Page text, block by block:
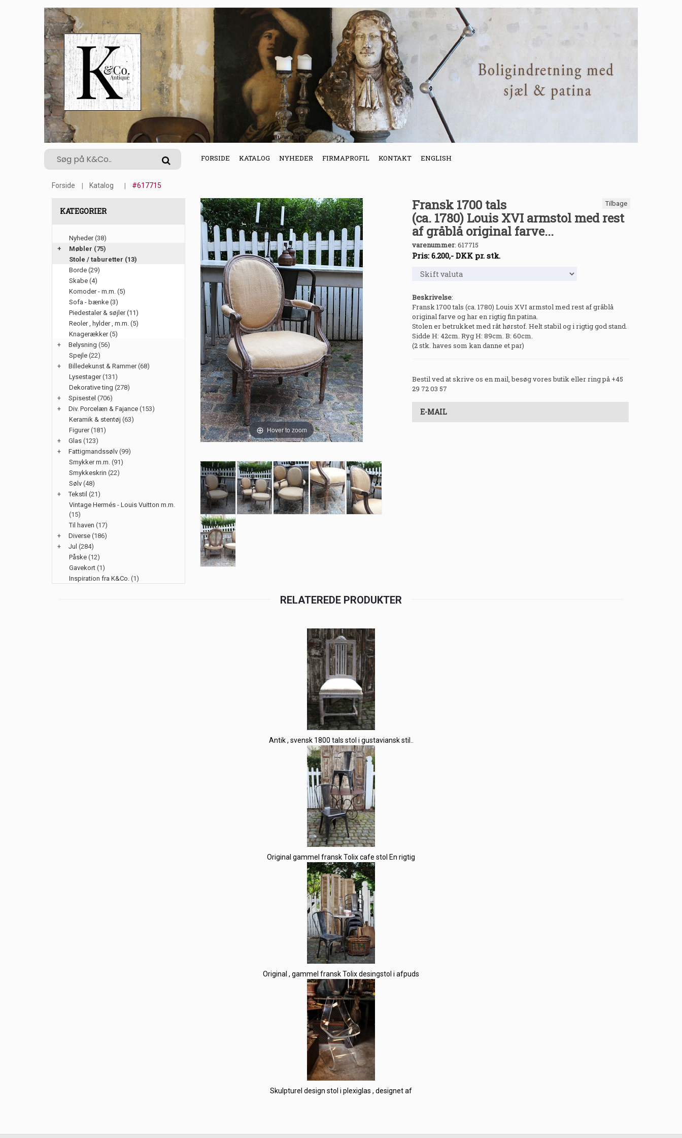
FORSIDE KATALOG NYHEDER FIRMAPROFIL KONTAKT ENGLISH
Forside Katalog #617715
KATEGORIER
Nyheder(38)
+
Møbler (75)
Stole / taburetter (13)
Borde (29)
Skabe (4)
Komoder - m.m. (5)
Sofa - bænke (3)
Piedestaler & søjler (11)
Reoler , hylder , m.m. (5)
Knagerækker (5)
+
Belysning (56)
Spejle (22)
+
Billedekunst & Rammer(68)
Lysestager(131)
Dekorative ting (278)
+
Spisestel (706)
+
Div. Porcelæn & Fajance (153)
Keramik & stentøj (63)
Figurer(181)
+
Glas (123)
+
Fattigmandssølv (99)
Smykker m.m. (91)
Smykkeskrin (22)
Sølv (48)
+
Tekstil (21)
Vintage Hermés - Louis Vuitton m.m.
(15)
Til haven (17)
+
Diverse (186)
+
Jul (284)
Påske (12)
Gavekort (1)
Inspiration fra K&Co. (1)
Hover to zoom
Tilbage
Fransk 1700 tals
(ca. 1780) Louis XVI armstol med rest
af gråblå original farve...
varenummer: 617715
Pris: 6.200,- DKKpr. stk.
Beskrivelse:
Fransk 1700 tals (ca. 1780) Louis XVI armstol med rest af gråblå
original farve og har en rigtig fin patina.
Stolen er betrukket med råt hørstof. Helt stabil og i rigtig god stand.
Sidde H: 42cm. Ryg H: 89cm. B: 60cm.
(2 stk. haves som kan danne et par)
Bestil ved at skrive os en mail, besøg vores butik eller ring på +45
29 72 03 57
E-MAIL
RELATEREDE PRODUKTER
Antik , svensk 1800 tals stol i gustaviansk stil..
Original gammel fransk Tolix cafe stol En rigtig
Original , gammel fransk Tolix desingstol i afpuds
Skulpturel design stol i plexiglas , designet af